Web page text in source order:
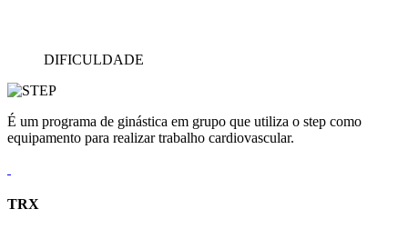
DIFICULDADE
É um programa de ginástica em grupo que utiliza o step como
equipamento para realizar trabalho cardiovascular.
TRX